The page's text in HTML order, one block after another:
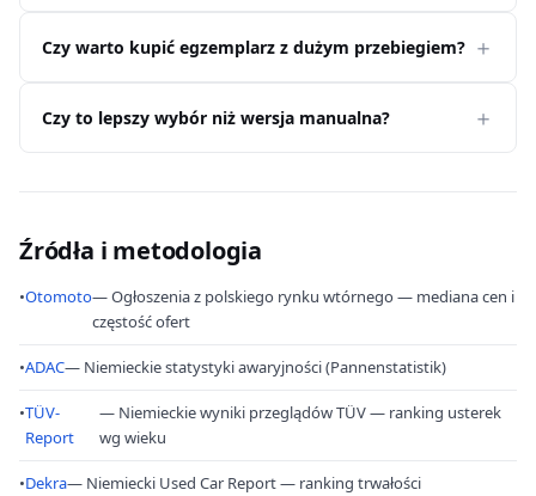
Czy warto kupić egzemplarz z dużym przebiegiem?
Czy to lepszy wybór niż wersja manualna?
Źródła i metodologia
•Otomoto— Ogłoszenia z polskiego rynku wtórnego — mediana cen i
częstość ofert
•ADAC— Niemieckie statystyki awaryjności (Pannenstatistik)
•TÜV-
Report
— Niemieckie wyniki przeglądów TÜV — ranking usterek
wg wieku
•Dekra— Niemiecki Used Car Report — ranking trwałości